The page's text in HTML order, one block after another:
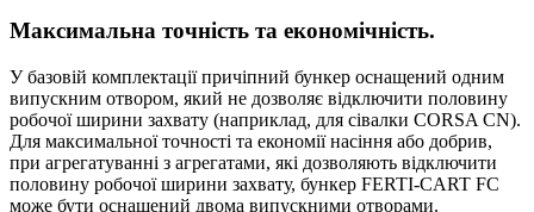
Максимальна точність та економічність.
У базовій комплектації причіпний бункер оснащений одним
випускним отвором, який не дозволяє відключити половину
робочої ширини захвату (наприклад, для сівалки CORSA CN).
Для максимальної точності та економії насіння або добрив,
при агрегатуванні з агрегатами, які дозволяють відключити
половину робочої ширини захвату, бункер FERTI-CART FC
може бути оснащений двома випускними отворами.